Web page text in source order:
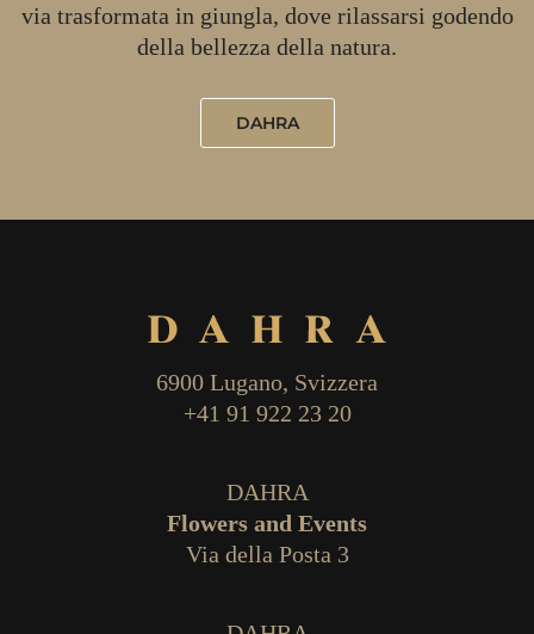
via trasformata in giungla, dove rilassarsi godendo
della bellezza della natura.
DAHRA
6900 Lugano, Svizzera
+41 91 922 23 20
DAHRA
Flowers and Events
Via della Posta 3